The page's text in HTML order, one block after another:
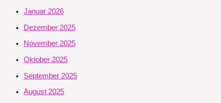
Januar 2026
Dezember 2025
November 2025
Oktober 2025
September 2025
August 2025